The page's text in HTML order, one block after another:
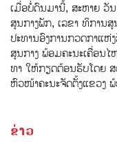
ເມ່ືອບ່ໍດົນມານ້ີ, ສະຫາຍ ວັ
ສູນກາງພັກ, ເລຂາ ທິການ
ປະທານອົງການກວດກາແຫ່
ສູນກາງ ພ້ອມຄະນະເຄື່ອນ
ທາ ໃຫ້ກຽດຕ້ອນຮັບໂດຍ ສ
ຫົວໜ້າຄະນະຈັດຕັ້ງແຂວງ
ຂ່າວ